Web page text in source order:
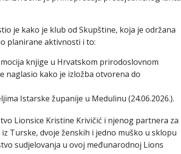
je kako je klub od Skupštine, koja je održana
planirane aktivnosti i to:
knjige u Hrvatskom prirodoslovnom
naglasio kako je izložba otvorena do
Istarske županije u Medulinu (24.06.2026.).
Lionsice Kristine Krivičić i njenog partnera za
Turske, dvoje ženskih i jedno muško u sklopu
sudjelovanja u ovoj međunarodnoj Lions